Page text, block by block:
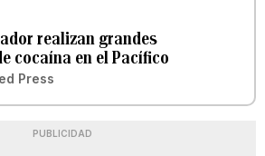
realizan grandes
cocaína en el Pacífico
Press
PUBLICIDAD